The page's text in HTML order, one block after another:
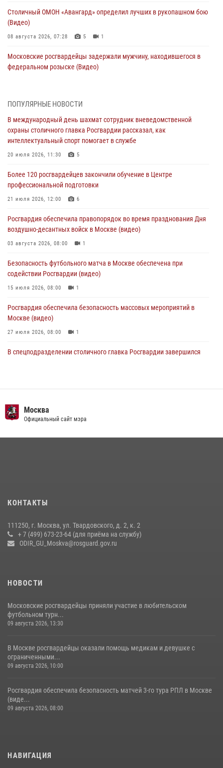
Столичный ОМОН «Авангард» определил лучших в рукопашном бою
(Видео)
08 августа 2026, 07:28 5 1
Московские росгвардейцы задержали мужчину, находившегося в
федеральном розыске (Видео)
В центре столицы росгвардейцы задержали мужчину, пытавшегося
07 августа 2026, 09:26
Столичное управление вневедомственной охраны Росгвардии
признано лучшим по итогам полугодия на всероссийском
06 августа 2026, 14:59
Столичные росгвардейцы задержали троих мужчин, устроивших
06 августа 2026, 11:20 1
Охрану общественного порядка и безопасность на футбольном
06 августа 2026, 08:30
ПОПУЛЯРНЫЕ НОВОСТИ
В международный день шахмат сотрудник вневедомственной
охраны столичного главка Росгвардии рассказал, как
интеллектуальный спорт помогает в службе
20 июля 2026, 11:30 5
Более 120 росгвардейцев закончили обучение в Центре
профессиональной подготовки
21 июля 2026, 12:00 6
Росгвардия обеспечила правопорядок во время празднования Дня
воздушно-десантных войск в Москве (видео)
03 августа 2026, 08:00 1
Безопасность футбольного матча в Москве обеспечена при
содействии Росгвардии (видео)
15 июля 2026, 08:00 1
Росгвардия обеспечила безопасность массовых мероприятий в
Москве (видео)
27 июля 2026, 08:00 1
В спецподразделении столичного главка Росгвардии завершился
районе Китай-города (видео)
30 июля 2026, 14:00 1
матче в Москве обеспечила Росгвардия (видео)
Центральный округ Росгвардии отмечает 105-летие
Москва
Официальный сайт мэра
КОНТАКТЫ
111250, г. Москва, ул. Твардовского, д. 2, к. 2
+ 7 (499) 673-23-64 (для приёма на службу)
ODIR_GU_Moskva@rosguard.gov.ru
НОВОСТИ
Московские росгвардейцы приняли участие в любительском
футбольном турн...
09 августа 2026, 13:30
В Москве росгвардейцы оказали помощь медикам и девушке с
ограниченными...
09 августа 2026, 10:00
Росгвардия обеспечила безопасность матчей 3-го тура РПЛ в Москве
(виде...
09 августа 2026, 08:00
НАВИГАЦИЯ